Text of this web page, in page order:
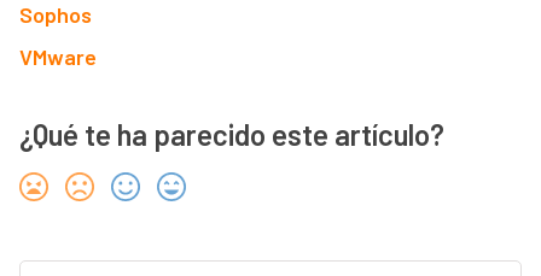
Sophos
VMware
¿Qué te ha parecido este artículo?